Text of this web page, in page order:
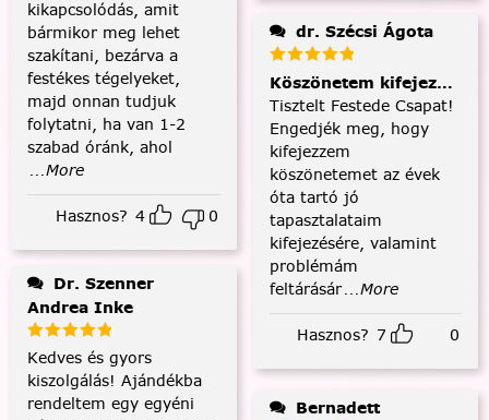
kikapcsolódás, amit
bármikor meg lehet
szakítani, bezárva a
festékes tégelyeket,
majd onnan tudjuk
folytatni, ha van 1-2
szabad óránk, ahol
...More
Hasznos? 4 0
Andrea Inke
Kedves és gyors
kiszolgálás! Ajándékba
rendeltem egy egyéni
dr. Szécsi Ágota
Köszönetem kifejezése
Tisztelt Festede Csapat!
Engedjék meg, hogy
kifejezzem
köszönetemet az évek
óta tartó jó
tapasztalataim
kifejezésére, valamint
problémám
feltárásár...More
Hasznos? 7 0
Bernadett